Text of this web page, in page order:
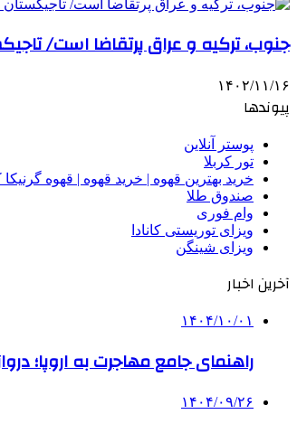
جنوب، ترکیه و عراق پرتقاضا است/
۱۴۰۲/۱۱/۱۶
پیوندها
پوستر آنلاین
تور کربلا
خرید بهترین قهوه | خرید قهوه | قهوه
صندوق طلا
وام فوری
ویزای توریستی کانادا
ویزای شینگن
آخرین اخبار
۱۴۰۴/۱۰/۰۱
راهنمای جامع مهاجرت به اروپا؛
۱۴۰۴/۰۹/۲۶